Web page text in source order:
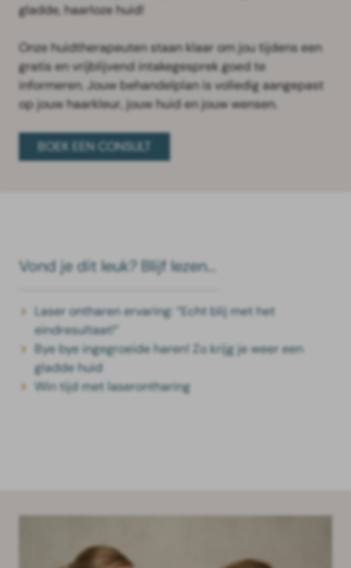
gladde, haarloze huid!
Onze huidtherapeuten staan klaar om jou tijdens een
gratis en vrijblijvend intakegesprek goed te
informeren. Jouw behandelplan is volledig aangepast
op jouw haarkleur, jouw huid en jouw wensen.
BOEK EEN CONSULT
Vond je dit leuk? Blijf lezen...
Laser ontharen ervaring: “Echt blij met het
eindresultaat!”
Bye bye ingegroeide haren! Zo krijg je weer een
gladde huid
Win tijd met laserontharing